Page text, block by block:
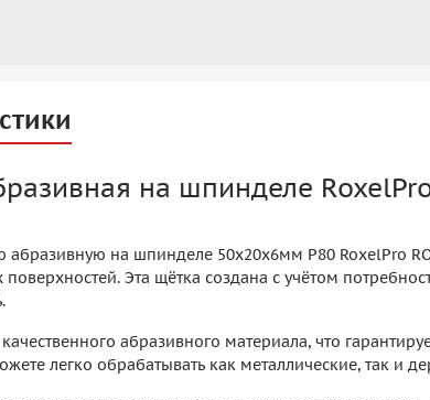
на шпинделе
абразивную на шпинделе 50х20х6мм Р80 RoxelPro
Эта щётка создана с учётом
абразивного материала, что
легко обрабатывать как металлические, так и